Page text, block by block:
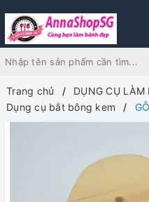
Trang chủ
DỤNG CỤ LÀM
Dụng cụ bắt bông kem